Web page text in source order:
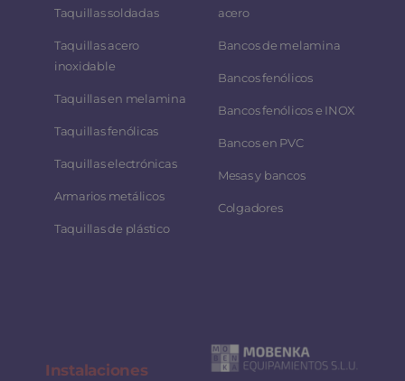
Taquillas soldadas
Taquillas acero
inoxidable
Taquillas en melamina
Taquillas fenólicas
Taquillas electrónicas
Armarios metálicos
Taquillas de plástico
acero
Bancos de melamina
Bancos fenólicos
Bancos fenólicos e INOX
Bancos en PVC
Mesas y bancos
Colgadores
Instalaciones